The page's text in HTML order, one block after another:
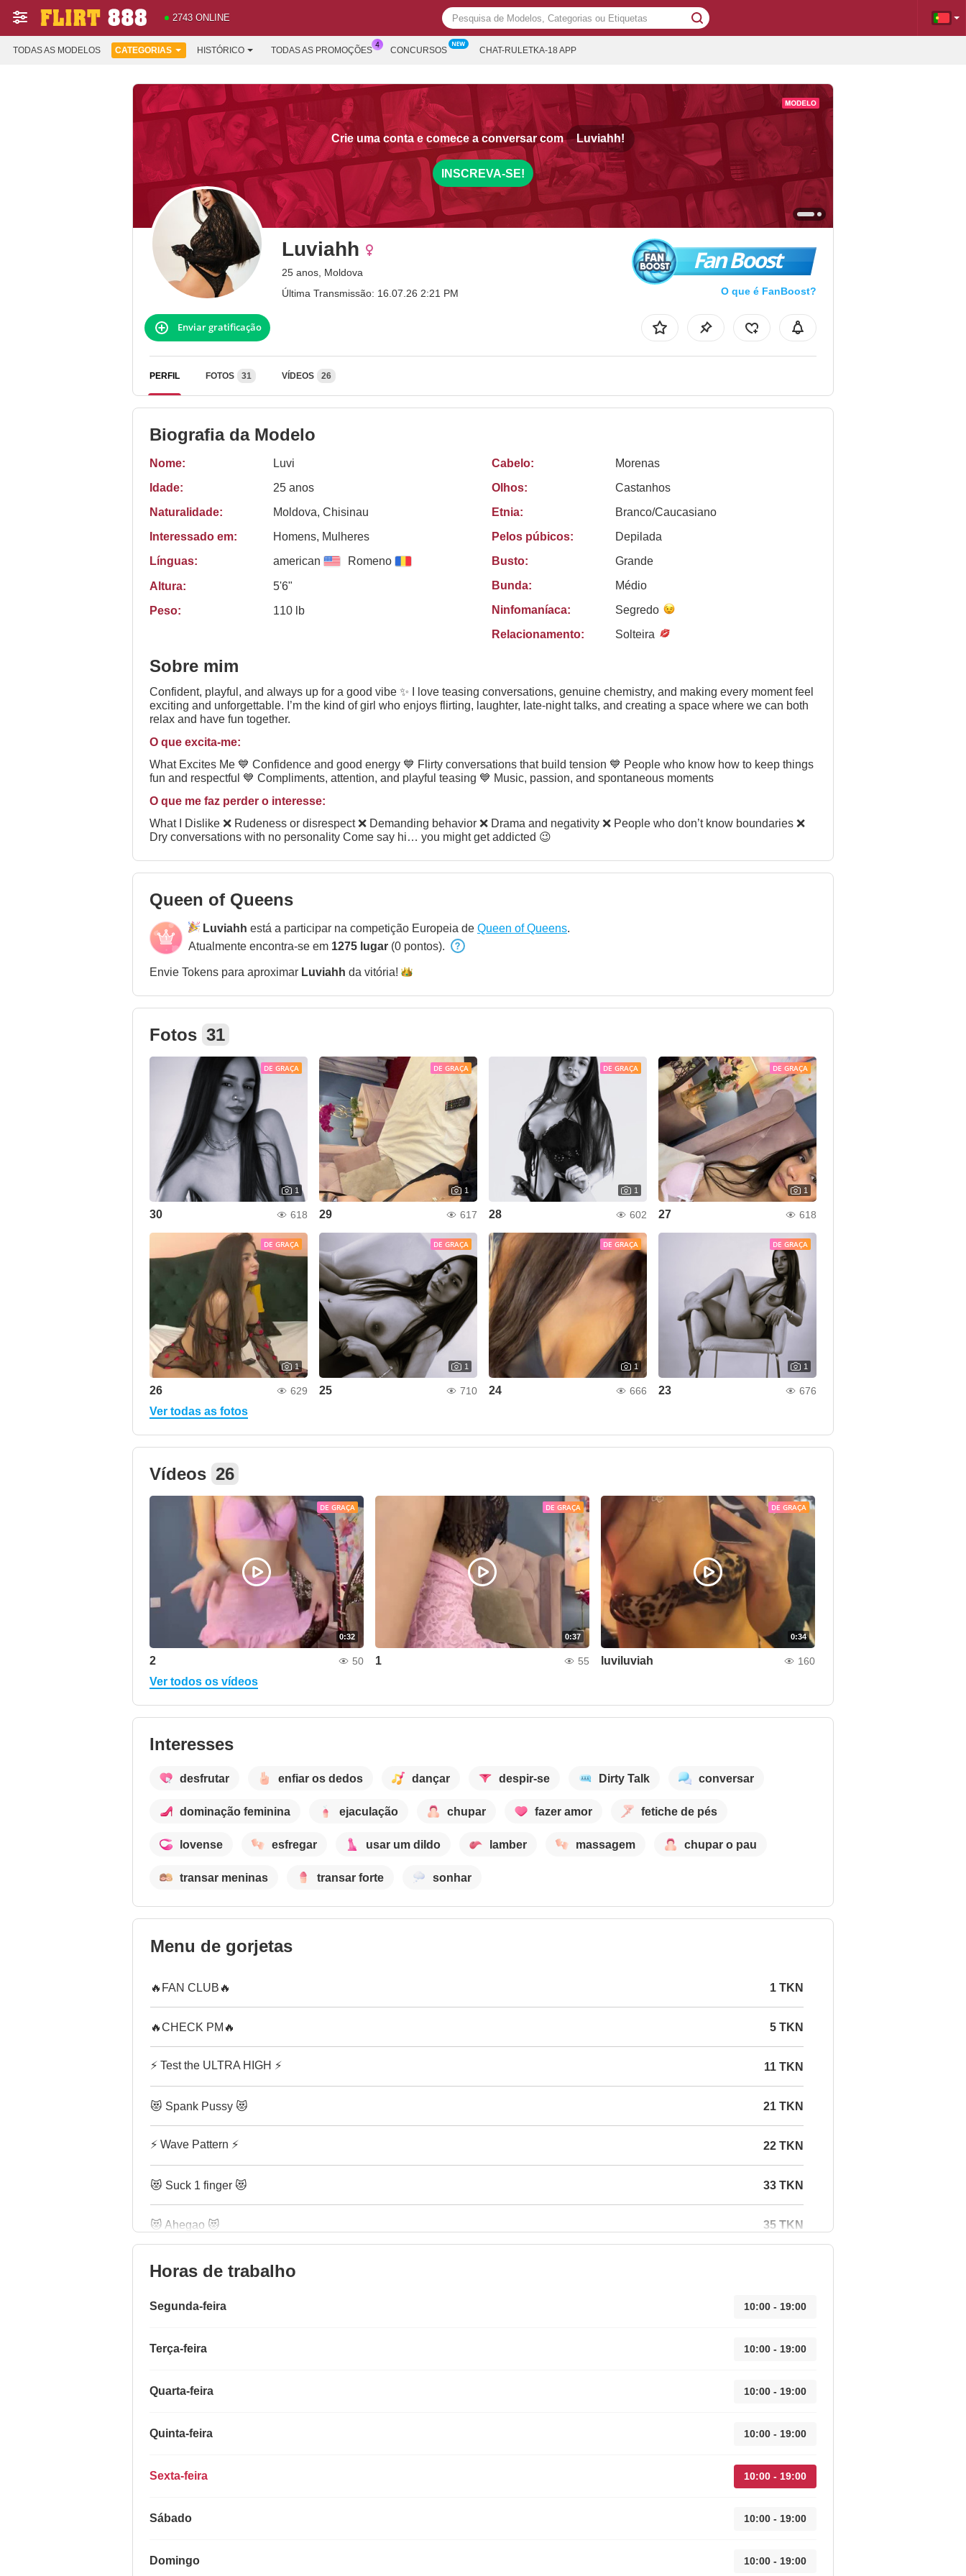
2743 ONLINE
TODAS AS MODELOS CATEGORIAS HISTÓRICO TODAS AS PROMOÇÕES CONCURSOS CHAT-RULETKA-18 APP
Crie uma conta e comece a conversar com Luviahh!
INSCREVA-SE!
Luviahh
25 anos, Moldova
Última Transmissão: 16.07.26 2:21 PM
Fan Boost
O que é FanBoost?
Enviar gratificação
PERFIL FOTOS 31 VÍDEOS 26
Biografia da Modelo
Nome:
Luvi
Idade:
25 anos
Naturalidade:
Moldova, Chisinau
Interessado em:
Homens, Mulheres
Línguas:
american Romeno
Altura:
5'6"
Peso:
110 lb
Cabelo:
Morenas
Olhos:
Castanhos
Etnia:
Branco/Caucasiano
Pelos púbicos:
Depilada
Busto:
Grande
Bunda:
Médio
Ninfomaníaca:
Segredo
Relacionamento:
Solteira
Sobre mim
Confident, playful, and always up for a good vibe ✨ I love teasing conversations, genuine chemistry, and making every moment feel
exciting and unforgettable. I’m the kind of girl who enjoys flirting, laughter, late-night talks, and creating a space where we can both
relax and have fun together.
O que excita-me:
What Excites Me 💙 Confidence and good energy 💙 Flirty conversations that build tension 💙 People who know how to keep things
fun and respectful 💙 Compliments, attention, and playful teasing 💙 Music, passion, and spontaneous moments
O que me faz perder o interesse:
What I Dislike ❌ Rudeness or disrespect ❌ Demanding behavior ❌ Drama and negativity ❌ People who don’t know boundaries ❌
Dry conversations with no personality Come say hi… you might get addicted 😉
Queen of Queens
Luviahh está a participar na competição Europeia de Queen of Queens.
Atualmente encontra-se em 1275 lugar (0 pontos).
Envie Tokens para aproximar Luviahh da vitória!
Fotos 31
DE GRAÇA
1
30 618
DE GRAÇA
1
29 617
DE GRAÇA
1
28 602
DE GRAÇA
1
27 618
DE GRAÇA
1
26 629
DE GRAÇA
1
25 710
DE GRAÇA
1
24 666
DE GRAÇA
1
23 676
Ver todas as fotos
Vídeos 26
DE GRAÇA
0:32
2 50
DE GRAÇA
0:37
1 55
DE GRAÇA
0:34
luviluviah 160
Ver todos os vídeos
Interesses
desfrutar enfiar os dedos dançar despir-se Dirty Talk conversar
dominação feminina ejaculação chupar fazer amor fetiche de pés
lovense esfregar usar um dildo lamber massagem chupar o pau
transar meninas transar forte sonhar
Menu de gorjetas
🔥FAN CLUB🔥 1 TKN
🔥CHECK PM🔥 5 TKN
⚡ Test the ULTRA HIGH ⚡ 11 TKN
😻 Spank Pussy 😻 21 TKN
⚡ Wave Pattern ⚡ 22 TKN
😻 Suck 1 finger 😻 33 TKN
😻 Ahegao 😻 35 TKN
Horas de trabalho
Segunda-feira 10:00 - 19:00
Terça-feira 10:00 - 19:00
Quarta-feira 10:00 - 19:00
Quinta-feira 10:00 - 19:00
Sexta-feira 10:00 - 19:00
Sábado 10:00 - 19:00
Domingo 10:00 - 19:00